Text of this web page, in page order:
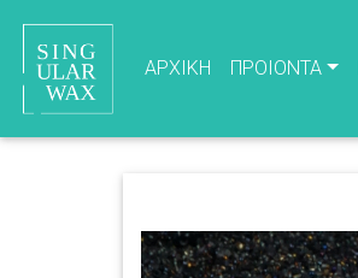
ΑΡΧΙΚΗ (current)
ΠΡΟΙΟΝΤΑ